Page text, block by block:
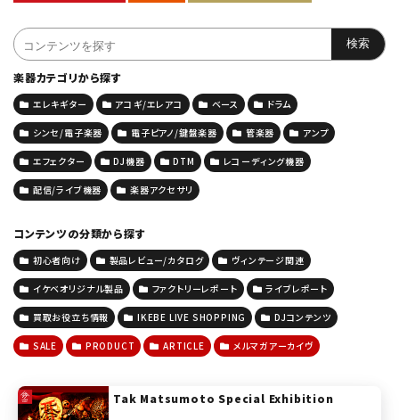
楽器カテゴリから探す
エレキギター アコギ/エレアコ ベース ドラム
シンセ/電子楽器 電子ピアノ/鍵盤楽器 管楽器 アンプ
エフェクター DJ機器 DTM レコーディング機器
配信/ライブ機器 楽器アクセサリ
コンテンツの分類から探す
初心者向け 製品レビュー/カタログ ヴィンテージ関連
イケベオリジナル製品 ファクトリーレポート ライブレポート
買取お役立ち情報 IKEBE LIVE SHOPPING DJコンテンツ
SALE PRODUCT ARTICLE メルマガアーカイヴ
Tak Matsumoto Special Exhibition